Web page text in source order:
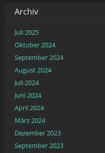
Archiv
Juli 2025
Oktober 2024
September 2024
August 2024
Juli 2024
Juni 2024
April 2024
März 2024
Dezember 2023
September 2023